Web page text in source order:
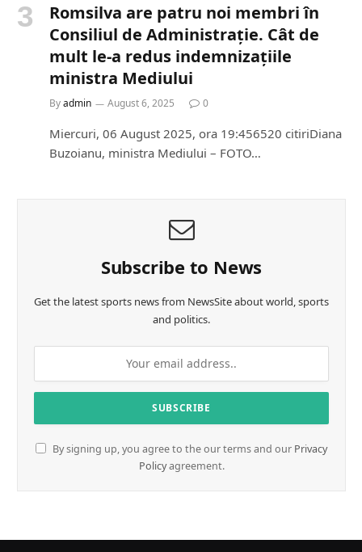
Romsilva are patru noi membri în
Consiliul de Administrație. Cât de
mult le-a redus indemnizațiile
ministra Mediului
Byadmin August 6, 2025 0
Miercuri, 06 August 2025, ora 19:456520 citiriDiana
Buzoianu, ministra Mediului – FOTO…
Subscribe to News
Get the latest sports news from NewsSite about world, sports
and politics.
By signing up, you agree to the our terms and our Privacy
Policyagreement.